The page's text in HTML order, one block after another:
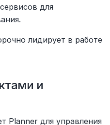
для
лидирует в работе
и
Planner для управления